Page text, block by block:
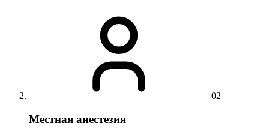
02
Местная анестезия